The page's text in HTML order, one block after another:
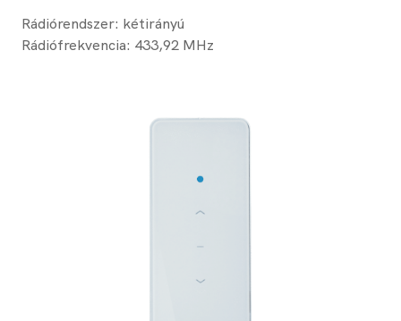
Rádiórendszer: kétirányú
Rádiófrekvencia: 433,92 MHz